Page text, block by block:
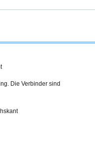
Die Verbinder sind